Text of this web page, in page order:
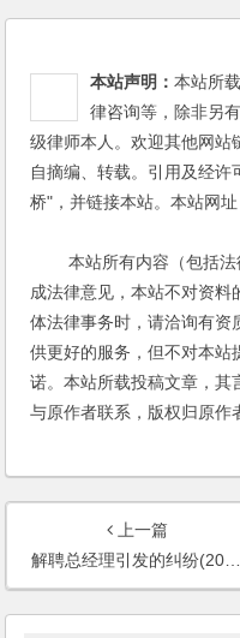
本站声明：本站所
律咨询等，除非另
级律师本人。欢迎其他网站
自摘编、转载。引用及经
桥"，并链接本站。本站网
本站所有内容（包括法
成法律意见，本站不对资料
体法律事务时，请洽询有资
供更好的服务，但不对本站
诺。本站所载投稿文章，其
与原作者联系，版权归原作
上一篇
解聘总经理引发的纠纷(2006)